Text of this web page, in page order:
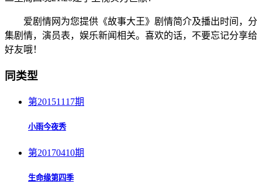
爱剧情网为您提供《故事大王》剧情简介及播出时间，分
集剧情，演员表，娱乐新闻相关。喜欢的话，不要忘记分享给
好友哦！
同类型
第20151117期
小雨今夜秀
第20170410期
生命缘第四季